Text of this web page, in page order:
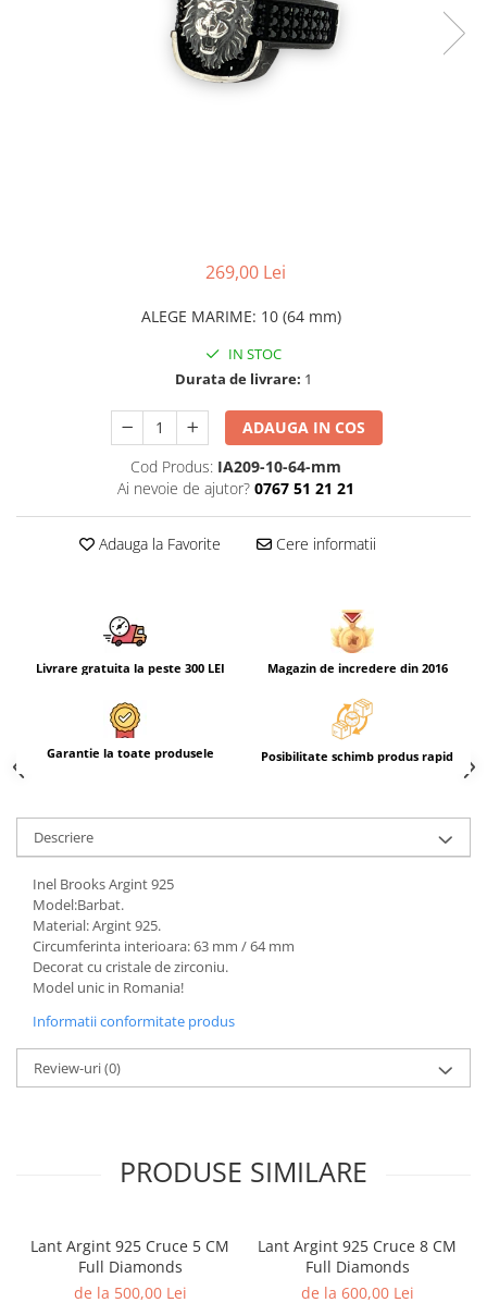
269,00 Lei
ALEGE MARIME: 10 (64 mm)
IN STOC
Durata de livrare: 1
ADAUGA IN COS
Cod Produs: IA209-10-64-mm
Ai nevoie de ajutor? 0767 51 21 21
Adauga la Favorite Cere informatii
Livrare gratuita la peste 300 LEI Magazin de incredere din 2016
Garantie la toate produsele Posibilitate schimb produs rapid
Descriere
Inel Brooks Argint 925
Model:Barbat.
Material: Argint 925.
Circumferinta interioara: 63 mm / 64 mm
Decorat cu cristale de zirconiu.
Model unic in Romania!
Informatii conformitate produs
Review-uri(0)
PRODUSE SIMILARE
Lant Argint 925 Cruce 5 CM
Full Diamonds
de la 500,00 Lei
Lant Argint 925 Cruce 8 CM
Full Diamonds
de la 600,00 Lei